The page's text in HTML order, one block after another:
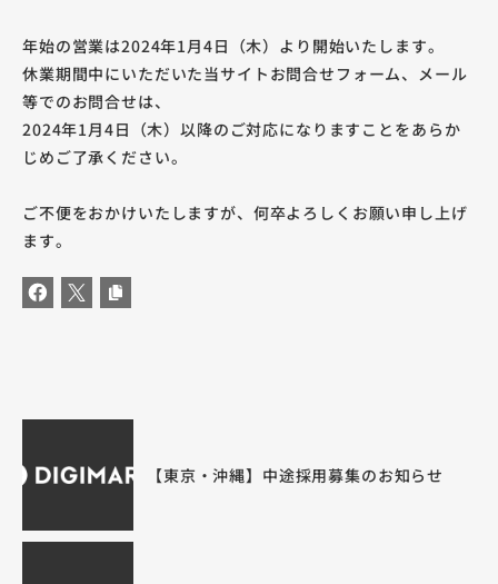
年始の営業は2024年1月4日（木）より開始いたします。
休業期間中にいただいた当サイトお問合せフォーム、メール
等でのお問合せは、
2024年1月4日（木）以降のご対応になりますことをあらか
じめご了承ください。
ご不便をおかけいたしますが、何卒よろしくお願い申し上げ
ます。
【東京・沖縄】中途採用募集のお知らせ